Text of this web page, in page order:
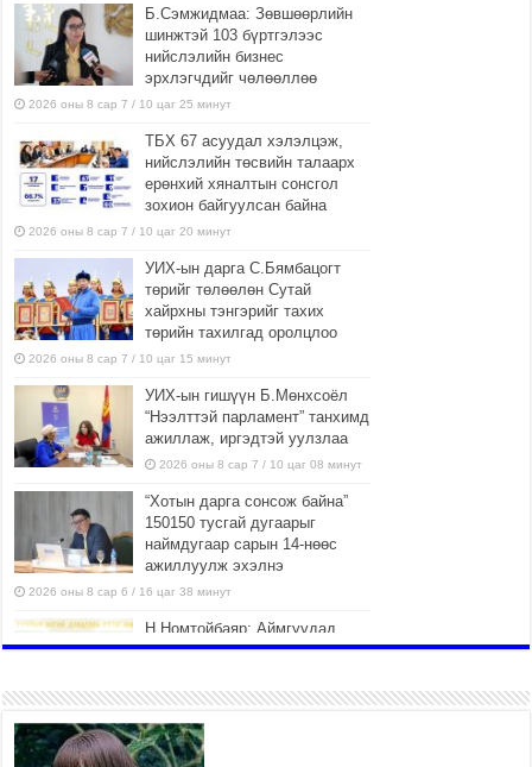
Б.Сэмжидмаа: Зөвшөөрлийн
шинжтэй 103 бүртгэлээс
нийслэлийн бизнес
эрхлэгчдийг чөлөөллөө
2026 оны 8 сар 7 / 10 цаг 25 минут
ТБХ 67 асуудал хэлэлцэж,
нийслэлийн төсвийн талаарх
ерөнхий хяналтын сонсгол
зохион байгуулсан байна
2026 оны 8 сар 7 / 10 цаг 20 минут
УИХ-ын дарга С.Бямбацогт
төрийг төлөөлөн Сутай
хайрхны тэнгэрийг тахих
төрийн тахилгад оролцлоо
2026 оны 8 сар 7 / 10 цаг 15 минут
УИХ-ын гишүүн Б.Мөнхсоёл
“Нээлттэй парламент” танхимд
ажиллаж, иргэдтэй уулзлаа
2026 оны 8 сар 7 / 10 цаг 08 минут
“Хотын дарга сонсож байна”
150150 тусгай дугаарыг
наймдугаар сарын 14-нөөс
ажиллуулж эхэлнэ
2026 оны 8 сар 6 / 16 цаг 38 минут
Н.Номтойбаяр: Аймгуудад
тулгамдаж буй асуудлуудыг
газрын хуралдаанд
2026 оны 8 сар 6 / 16 цаг 34 минут